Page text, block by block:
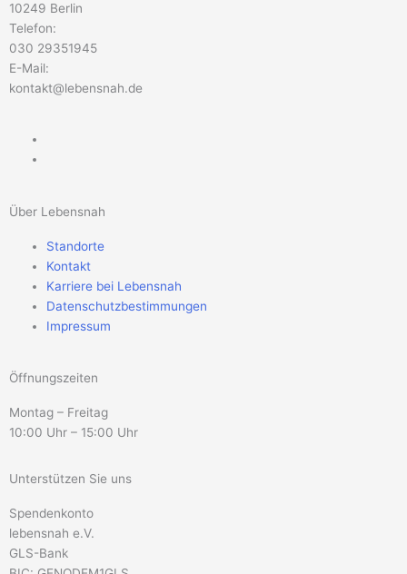
10249 Berlin
Telefon:
030 29351945
E-Mail:
kontakt@lebensnah.de
Über Lebensnah
Standorte
Kontakt
Karriere bei Lebensnah
Datenschutzbestimmungen
Impressum
Öffnungszeiten
Montag – Freitag
10:00 Uhr – 15:00 Uhr
Unterstützen Sie uns
Spendenkonto
lebensnah e.V.
GLS-Bank